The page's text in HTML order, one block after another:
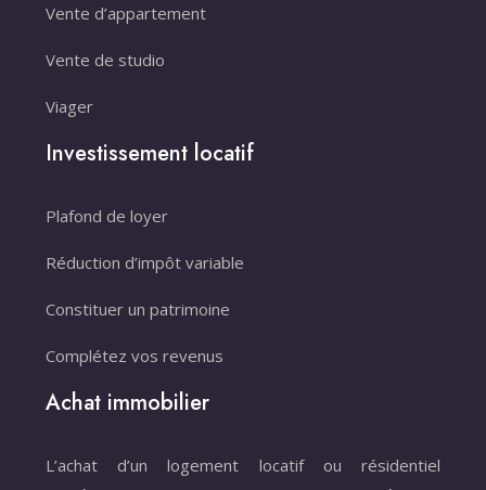
Vente d’appartement
Vente de studio
Viager
Investissement locatif
Plafond de loyer
Réduction d’impôt variable
Constituer un patrimoine
Complétez vos revenus
Achat immobilier
L’achat d’un logement locatif ou résidentiel